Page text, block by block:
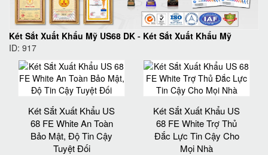
Két Sắt Xuất Khẩu Mỹ US68 DK - Két Sắt Xuất Khẩu Mỹ
ID: 917
Két Sắt Xuất Khẩu US
68 FE White An Toàn
Bảo Mật, Độ Tin Cậy
Tuyệt Đối
Két Sắt Xuất Khẩu US
68 FE White Trợ Thủ
Đắc Lực Tin Cậy Cho
Mọi Nhà